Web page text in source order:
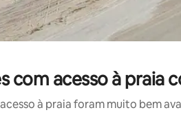
com acesso à praia
à praia foram muito bem